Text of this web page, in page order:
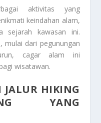
aktivitas yang
keindahan alam,
sejarah kawasan ini.
mulai dari pegunungan
cagar alam ini
wisatawan.
JALUR HIKING
YANG